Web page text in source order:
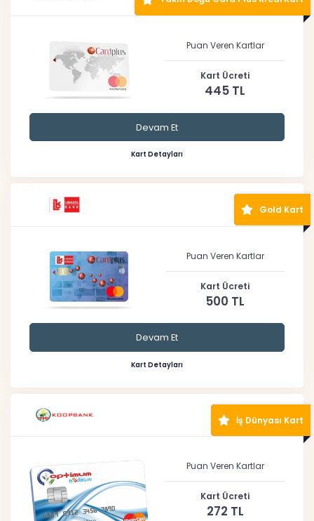
Puan Veren Kartlar
Kart Ücreti
445 TL
Devam Et
Kart Detayları
Gold Kart
Puan Veren Kartlar
Kart Ücreti
500 TL
Devam Et
Kart Detayları
İş Dünyası Kart
Puan Veren Kartlar
Kart Ücreti
272 TL